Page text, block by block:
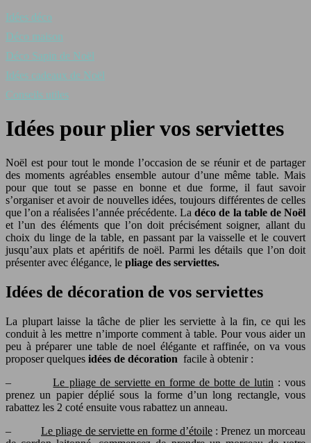
Idées déco
Déco maison
Déco Sapin de Noël
Idées cadeaux de Noël
Conseils utiles
Idées pour plier vos serviettes
Noël est pour tout le monde l’occasion de se réunir et de partager
des moments agréables ensemble autour d’une même table. Mais
pour que tout se passe en bonne et due forme, il faut savoir
s’organiser et avoir de nouvelles idées, toujours différentes de celles
que l’on a réalisées l’année précédente. Ladéco de la table de Noël
et l’un des éléments que l’on doit précisément soigner, allant du
choix du linge de la table, en passant par la vaisselle et le couvert
jusqu’aux plats et apéritifs de noël. Parmi les détails que l’on doit
présenter avec élégance, le pliage des serviettes.
Idées de décoration de vos serviettes
La plupart laisse la tâche de plier les serviette à la fin, ce qui les
conduit à les mettre n’importe comment à table. Pour vous aider un
peu à préparer une table de noel élégante et raffinée, on va vous
proposer quelques idées de décoration facile à obtenir :
–Le pliage de serviette en forme de botte de lutin : vous
prenez un papier déplié sous la forme d’un long rectangle, vous
rabattez les 2 coté ensuite vous rabattez un anneau.
– Le pliage de serviette en forme d’étoile: Prenez un morceau